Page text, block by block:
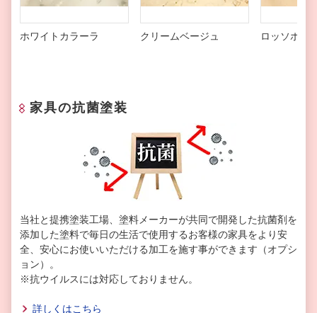
ホワイトカラーラ クリームベージュ ロッソポル
家具の抗菌塗装
当社と提携塗装工場、塗料メーカーが共同で開発した抗菌剤を
添加した塗料で毎日の生活で使用するお客様の家具をより安
全、安心にお使いいただける加工を施す事ができます（オプシ
ョン）。
※抗ウイルスには対応しておりません。
詳しくはこちら